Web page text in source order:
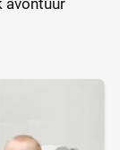
avontuur